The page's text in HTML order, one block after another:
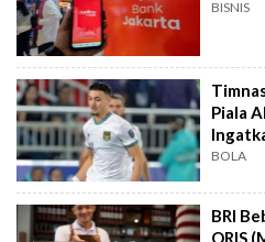
BISNIS
Piala
Instan
BOLA
BRI
QRIS